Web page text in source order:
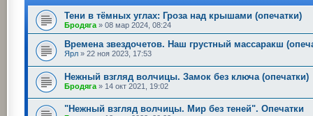
Тени в тёмных углах: Гроза над крышами (опечатки)
Бродяга » 08 мар 2024, 08:24
Времена звездочетов. Наш грустный массаракш
Ярл » 22 ноя 2023, 17:53
Нежный взгляд волчицы. Замок без ключа (опечатки)
Бродяга » 14 окт 2021, 19:02
"Нежный взгляд волчицы. Мир без теней". Опечатки